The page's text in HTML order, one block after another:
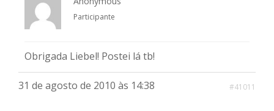
Participante
Obrigada Liebel! Postei lá tb!
31 de agosto de 2010 às 14:38 #41011